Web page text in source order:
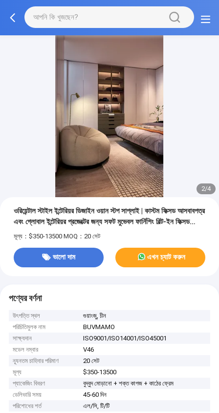
3/4
ওরিয়েন্টাল স্টাইল ইন্টেরিয়র ডিজাইন ওয়ান স্টপ সাপ্লাই | কাস্টম ফিক্সড আসবাবপত্র
এবং গ্লোবাল ইন্টেরিয়র প্রজেক্টের জন্য সফট মুভেবল ফার্নিশিং বিল্ট-ইন ফিক্সড
ওয়ার্ডরোব ওয়াল প্যানেল এবং সম্পূর্ণ অস্থাবর হোম ফার্নিশিং সেট
মূল্য：$350-13500 MOQ：20 সেট
ভালো দাম এখন চ্যাট করুন
পণ্যের বর্ণনা
উৎপত্তি স্থল
গুয়াংজু, চীন
পরিচিতিমুলক নাম
BUVMAMO
সাক্ষ্যদান
ISO9001/ISO14001/ISO45001
মডেল নম্বার
V46
ন্যূনতম চাহিদার পরিমাণ
20 সেট
মূল্য
$350-13500
প্যাকেজিং বিবরণ
বুদ্বুদ মোড়ানো + শক্ত কাগজ + কাঠের ফ্রেম
ডেলিভারি সময়
45-60 দিন
পরিশোধের শর্ত
এল/সি, টি/টি